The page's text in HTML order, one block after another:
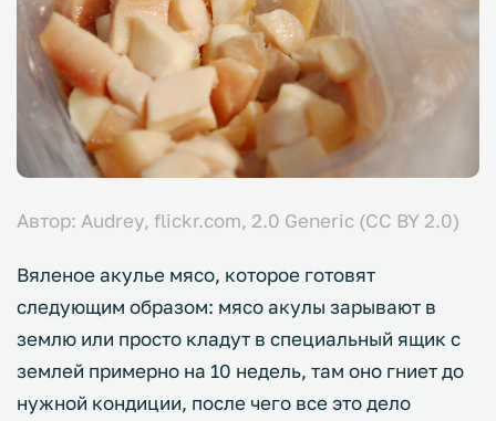
Автор: Audrey, flickr.com, 2.0 Generic (CC BY 2.0)
Вяленое акулье мясо, которое готовят
следующим образом: мясо акулы зарывают в
землю или просто кладут в специальный ящик с
землей примерно на 10 недель, там оно гниет до
нужной кондиции, после чего все это дело